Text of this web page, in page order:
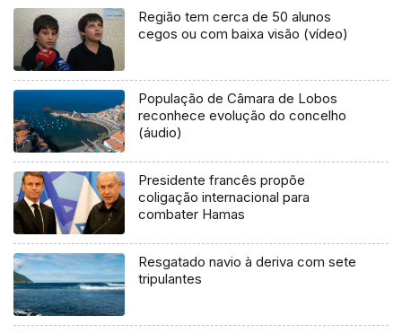
Região tem cerca de 50 alunos
cegos ou com baixa visão (vídeo)
População de Câmara de Lobos
reconhece evolução do concelho
(áudio)
Presidente francês propõe
coligação internacional para
combater Hamas
Resgatado navio à deriva com sete
tripulantes